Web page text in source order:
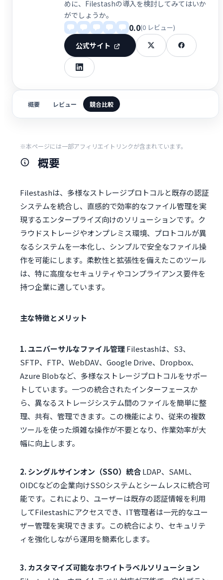
めに、Filestashの導入を検討してみてはいか
がでしょうか。
0.0(0 レビュー)
公式サイト
概要 レビュー 競合比較
※本ページには一部アフィリエイトリンクが含まれています。
概要
Filestashは、多様なストレージプロトコルと既存の認証
システムを統合し、直感的で効率的なファイル管理を実
現するエンタープライズ向けのソリューションです。ク
ラウドストレージやオンプレミス環境、プロトコルが異
なるシステムを一本化し、シンプルで安全なファイル操
作を可能にします。柔軟性と拡張性を備えたこのツール
は、特に高度なセキュリティやコンプライアンス要件を
持つ企業に適しています。
主な特徴とメリット
1. ユニバーサルなファイル管理Filestashは、S3、
SFTP、FTP、WebDAV、Google Drive、Dropbox、
Azure Blobなど、多様なストレージプロトコルをサポー
トしています。一つの統合されたインターフェースか
ら、異なるストレージシステム間のファイルを簡単に整
理、共有、管理できます。この機能により、従来の複数
ツールを使った煩雑な操作が不要となり、作業効率が大
幅に向上します。
2. シングルサインオン（SSO）統合LDAP、SAML、
OIDCなどの企業向けSSOシステムとシームレスに統合可
能です。これにより、ユーザーは既存の認証情報を利用
してFilestashにアクセスでき、IT管理者は一元的なユー
ザー管理を実現できます。この統合により、セキュリテ
ィを強化しながら運用を簡素化します。
3. カスタマイズ可能なホワイトラベルソリューション